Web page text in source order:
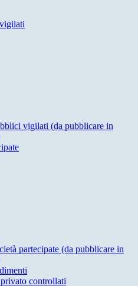
vigilati (da pubblicare in
partecipate (da pubblicare in
controllati